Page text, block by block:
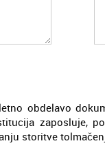
obdelavo
zaposluje,
storitve